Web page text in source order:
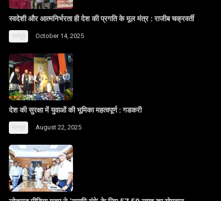
स्वदेशी और आत्मनिर्भरता ही देश की प्रगति के मूल मंत्र : राजीब चक्रवर्ती
नागपुर October 14, 2025
देश की सुरक्षा में युवाओं की भूमिका महत्वपूर्ण : गडकरी
नागपुर August 22, 2025